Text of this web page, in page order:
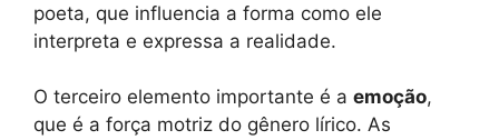
poeta, que influencia a forma como ele
interpreta e expressa a realidade.
O terceiro elemento importante é a emoção,
que é a força motriz do gênero lírico. As